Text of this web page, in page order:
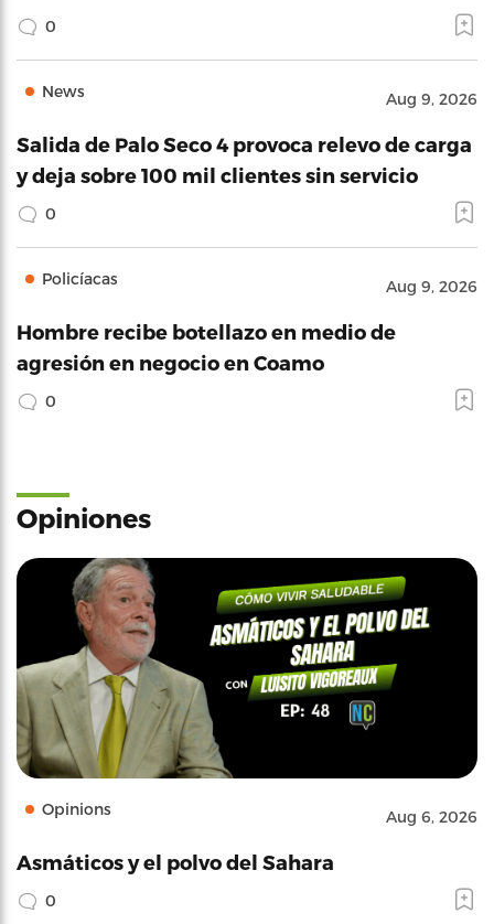
0
News Aug 9, 2026
Salida de Palo Seco 4 provoca relevo de carga
y deja sobre 100 mil clientes sin servicio
0
Policíacas Aug 9, 2026
Hombre recibe botellazo en medio de
agresión en negocio en Coamo
0
Opiniones
Opinions Aug 6, 2026
Asmáticos y el polvo del Sahara
0